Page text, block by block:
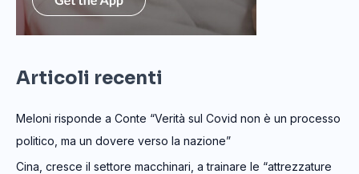
Articoli recenti
Meloni risponde a Conte “Verità sul Covid non è un processo
politico, ma un dovere verso la nazione”
Cina, cresce il settore macchinari, a trainare le “attrezzature